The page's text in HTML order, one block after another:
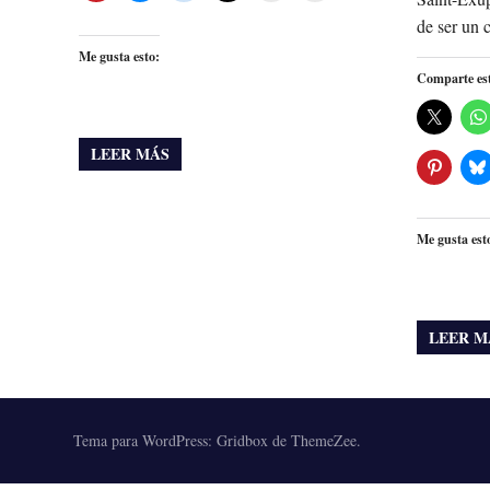
Me gusta esto:
LEER MÁS
de ser un
Comparte
Me gusta
LEER
Tema para WordPress: Gridbox de ThemeZee.